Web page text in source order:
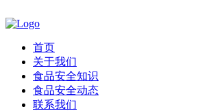
首页
关于我们
食品安全知识
食品安全动态
联系我们